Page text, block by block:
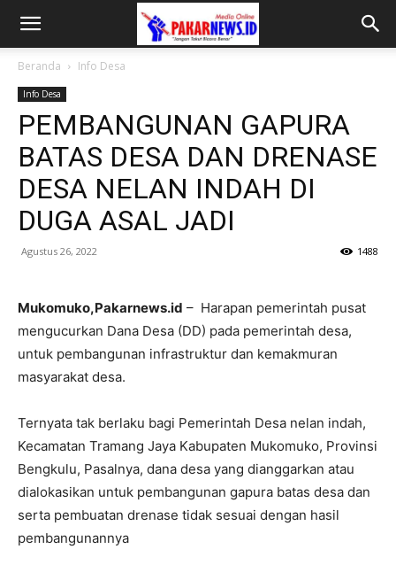
Beranda Info Desa
Info Desa
PEMBANGUNAN GAPURA
BATAS DESA DAN DRENASE
DESA NELAN INDAH DI
DUGA ASAL JADI
Agustus 26, 2022 1488
Mukomuko,Pakarnews.id – Harapan pemerintah pusat
mengucurkan Dana Desa (DD) pada pemerintah desa,
untuk pembangunan infrastruktur dan kemakmuran
masyarakat desa.
Ternyata tak berlaku bagi Pemerintah Desa nelan indah,
Kecamatan Tramang Jaya Kabupaten Mukomuko, Provinsi
Bengkulu, Pasalnya, dana desa yang dianggarkan atau
dialokasikan untuk pembangunan gapura batas desa dan
serta pembuatan drenase tidak sesuai dengan hasil
pembangunannya